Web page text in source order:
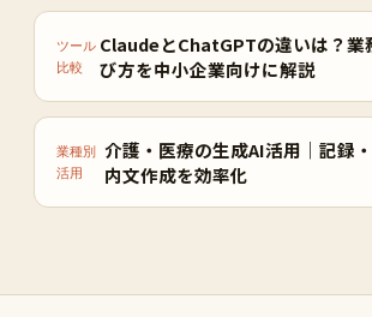
ツール
比較
ClaudeとChatGPTの違いは？業
び方を中小企業向けに解説
業種別
活用
介護・医療の生成AI活用｜記録
内文作成を効率化